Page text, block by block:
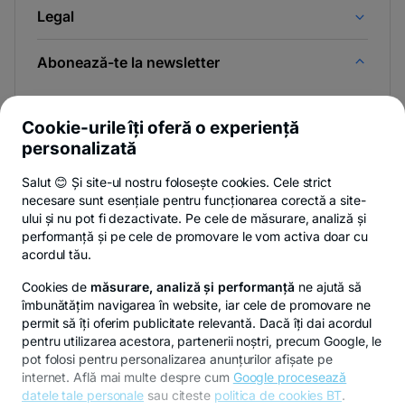
Legal
Abonează-te la newsletter
Și afli primul noutățile de pe Newsroom & Blogul BT.
Poți renunța oricând,vezi detalii.
Privacy Hub Politica de confidențialitate Politica de cookies
© Copyright 2026 Banca Transilvania. Toate drepturile
rezervate.
Cookie-urile îți oferă o experiență
personalizată
Salut 😊 Și site-ul nostru folosește cookies. Cele strict
necesare sunt esențiale pentru funcționarea corectă a site-
ului și nu pot fi dezactivate. Pe cele de măsurare, analiză și
performanță și pe cele de promovare le vom activa doar cu
acordul tău.
Cookies de măsurare, analiză și performanță ne ajută să
îmbunătățim navigarea în website, iar cele de promovare ne
permit să îți oferim publicitate relevantă. Dacă îți dai acordul
pentru utilizarea acestora, partenerii noștri, precum Google, le
pot folosi pentru personalizarea anunțurilor afișate pe
internet. Află mai multe despre cum Google procesează
datele tale personale sau citeste politica de cookies BT.